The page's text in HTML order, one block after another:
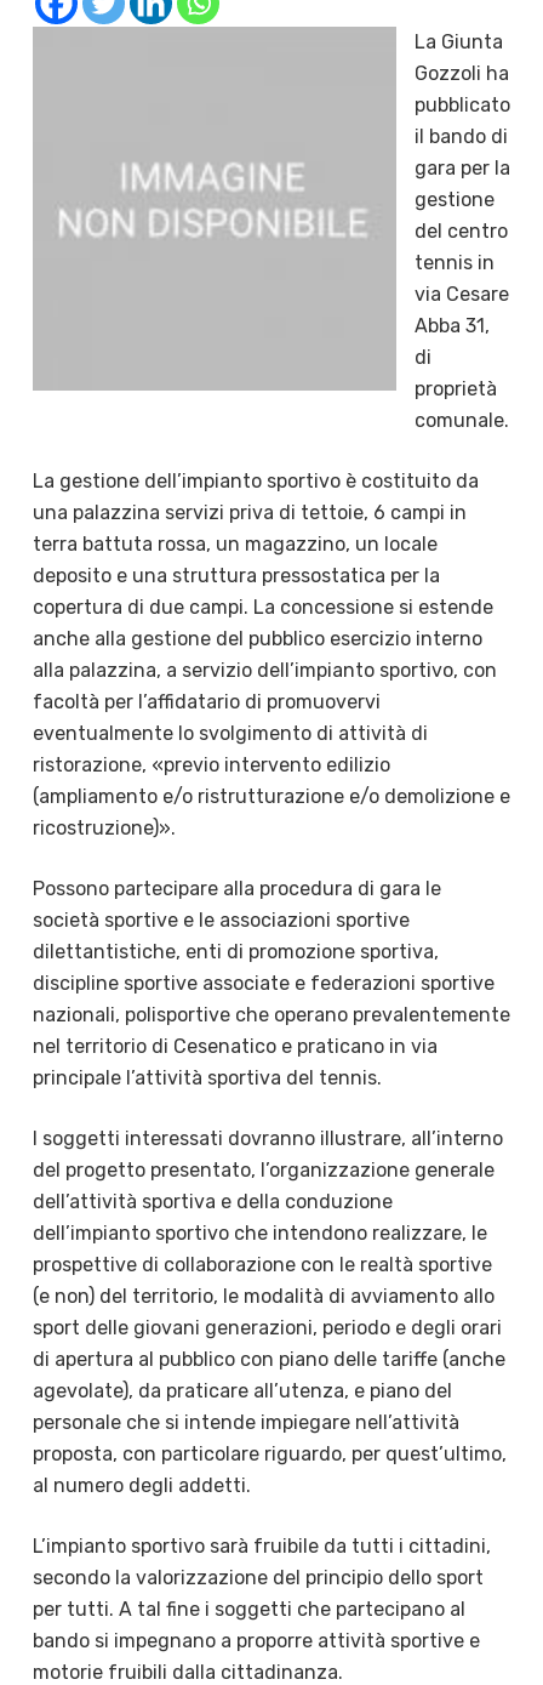
La Giunta
Gozzoli ha
pubblicato
il bando di
gara per la
gestione
del centro
tennis in
via Cesare
Abba 31,
di
proprietà
comunale.
La gestione dell’impianto sportivo è costituito da
una palazzina servizi priva di tettoie, 6 campi in
terra battuta rossa, un magazzino, un locale
deposito e una struttura pressostatica per la
copertura di due campi. La concessione si estende
anche alla gestione del pubblico esercizio interno
alla palazzina, a servizio dell’impianto sportivo, con
facoltà per l’affidatario di promuovervi
eventualmente lo svolgimento di attività di
ristorazione, «previo intervento edilizio
(ampliamento e/o ristrutturazione e/o demolizione e
ricostruzione)».
Possono partecipare alla procedura di gara le
società sportive e le associazioni sportive
dilettantistiche, enti di promozione sportiva,
discipline sportive associate e federazioni sportive
nazionali, polisportive che operano prevalentemente
nel territorio di Cesenatico e praticano in via
principale l’attività sportiva del tennis.
I soggetti interessati dovranno illustrare, all’interno
del progetto presentato, l’organizzazione generale
dell’attività sportiva e della conduzione
dell’impianto sportivo che intendono realizzare, le
prospettive di collaborazione con le realtà sportive
(e non) del territorio, le modalità di avviamento allo
sport delle giovani generazioni, periodo e degli orari
di apertura al pubblico con piano delle tariffe (anche
agevolate), da praticare all’utenza, e piano del
personale che si intende impiegare nell’attività
proposta, con particolare riguardo, per quest’ultimo,
al numero degli addetti.
L’impianto sportivo sarà fruibile da tutti i cittadini,
secondo la valorizzazione del principio dello sport
per tutti. A tal fine i soggetti che partecipano al
bando si impegnano a proporre attività sportive e
motorie fruibili dalla cittadinanza.